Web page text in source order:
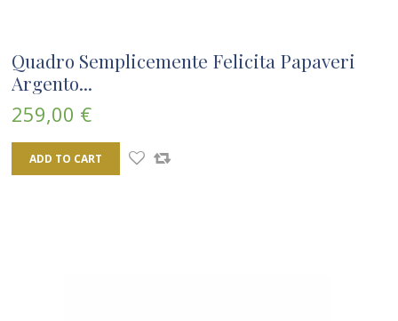
Quadro Semplicemente Felicita Papaveri
Argento...
259,00 €
ADD TO CART